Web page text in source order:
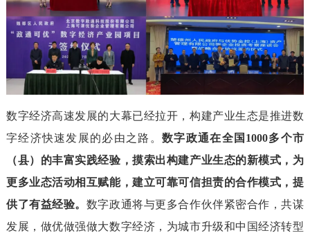
数字经济高速发展的大幕已经拉开，构建产业生态是推进数
字经济快速发展的必由之路。 数字政通在全国1000多个市
（县）的丰富实践经验，摸索出构建产业生态的新模式，为
更多业态活动相互赋能，建立可靠可信担责的合作模式，提
供了有益经验。 数字政通将与更多合作伙伴紧密合作，共谋
发展，做优做强做大数字经济，为城市升级和中国经济转型